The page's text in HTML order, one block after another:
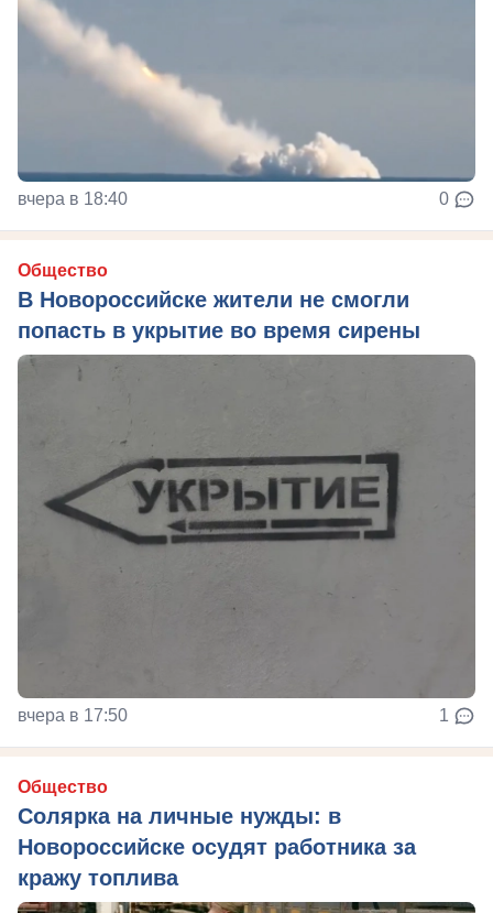
вчера в 18:40 0
Общество
В Новороссийске жители не смогли
попасть в укрытие во время сирены
вчера в 17:50 1
Общество
Солярка на личные нужды: в
Новороссийске осудят работника за
кражу топлива